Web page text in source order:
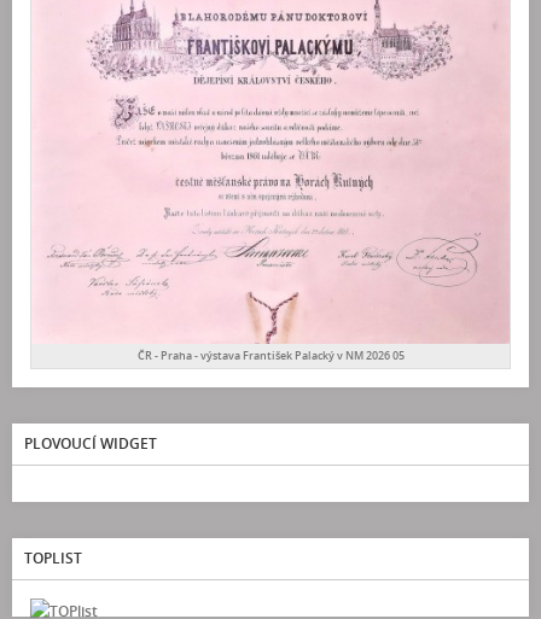
ČR - Praha - výstava František Palacký v NM 2026 05
PLOVOUCÍ WIDGET
TOPLIST